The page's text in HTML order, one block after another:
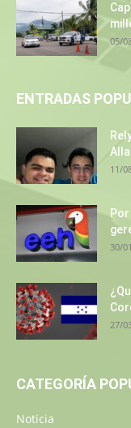
05/
ENTRADAS
11/
30/
27/
CATEGORÍA
Noticia